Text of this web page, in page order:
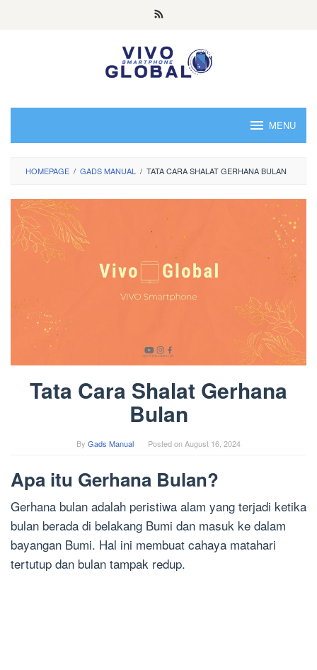
MENU
HOMEPAGE / GADS MANUAL / TATA CARA SHALAT GERHANA BULAN
Tata Cara Shalat Gerhana
Bulan
By Gads Manual Posted onAugust 16, 2024
Apa itu Gerhana Bulan?
Gerhana bulan adalah peristiwa alam yang terjadi ketika
bulan berada di belakang Bumi dan masuk ke dalam
bayangan Bumi. Hal ini membuat cahaya matahari
tertutup dan bulan tampak redup.